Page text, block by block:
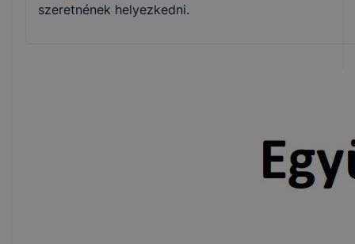
szeretnének helyezkedni.